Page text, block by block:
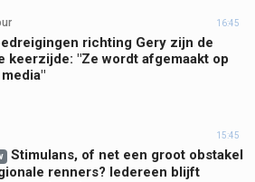
16:45
richting Gery zijn de
keerzijde: "Ze wordt afgemaakt op
15:45
Stimulans, of net een groot obstakel
renners? Iedereen blijft